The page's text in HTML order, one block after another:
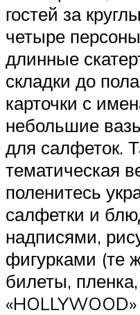
гостей за
четыре
длинные
складки до
карточки с
небольшие
для салфеток.
тематическая
поленитесь
салфетки и
надписями,
фигурками (те
билеты,